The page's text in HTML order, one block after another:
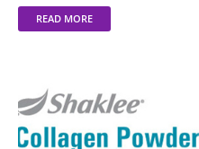
READ MORE